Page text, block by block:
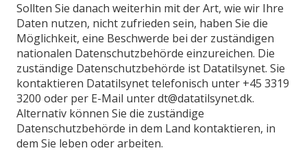
Sollten Sie danach weiterhin mit der Art, wie wir Ihre
Daten nutzen, nicht zufrieden sein, haben Sie die
Möglichkeit, eine Beschwerde bei der zuständigen
nationalen Datenschutzbehörde einzureichen. Die
zuständige Datenschutzbehörde ist Datatilsynet. Sie
kontaktieren Datatilsynet telefonisch unter +45 3319
3200 oder per E-Mail unter dt@datatilsynet.dk.
Alternativ können Sie die zuständige
Datenschutzbehörde in dem Land kontaktieren, in
dem Sie leben oder arbeiten.